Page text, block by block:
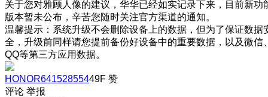
关于您对雅顾人像的建议，华华已经如实记录下来，目前新功
版本暂未公布，辛苦您随时关注官方渠道的通知。
温馨提示：系统升级不会删除设备上的数据，但为了保证数据
全，升级前同样请您提前备份好设备中的重要数据，以及微信
QQ等第三方应用数据。
HONOR64152855449F 赞
评论 举报